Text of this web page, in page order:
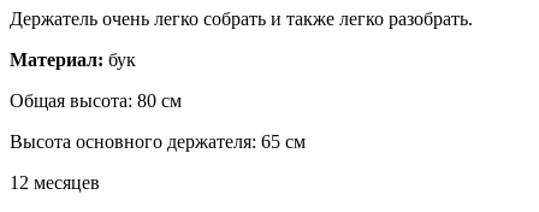
Держатель очень легко собрать и также легко разобрать.
Материал: бук
Общая высота: 80 см
Высота основного держателя: 65 см
12 месяцев